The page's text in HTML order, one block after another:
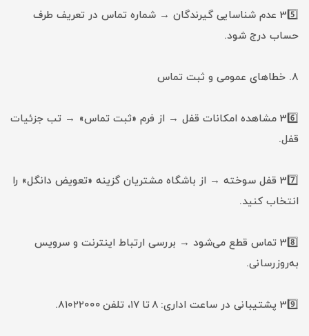
35️⃣ عدم شناسایی گیرندگان → شماره تماس در تعریف طرف
حساب درج شود.
۸. خطاهای عمومی و ثبت تماس
36️⃣ مشاهده امکانات قفل → از فرم «ثبت تماس» → تب جزئیات
قفل.
37️⃣ قفل سوخته → از باشگاه مشتریان گزینه «تعویض دانگل» را
انتخاب کنید.
38️⃣ تماس قطع می‌شود → بررسی ارتباط اینترنت و سرویس
به‌روزرسانی.
39️⃣ پشتیبانی در ساعت اداری: ۸ تا ۱۷، تلفن ۸۱۰۲۲۰۰۰.